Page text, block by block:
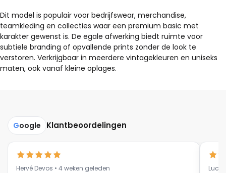
Dit model is populair voor bedrijfswear, merchandise,
teamkleding en collecties waar een premium basic met
karakter gewenst is. De egale afwerking biedt ruimte voor
subtiele branding of opvallende prints zonder de look te
verstoren. Verkrijgbaar in meerdere vintagekleuren en uniseks
maten, ook vanaf kleine oplages.
Google Klantbeoordelingen
Hervé Devos • 4 weken geleden Luc